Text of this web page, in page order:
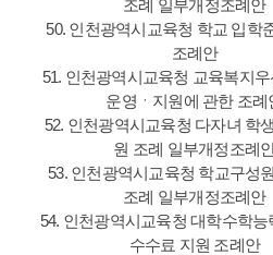
조례 일부개정조례안
50. 인천광역시교육청 학교 입학
조례안
51. 인천광역시교육청 교육복지
운영ㆍ지원에 관한 조례
52. 인천광역시교육청 다자녀 학
원 조례 일부개정조례
53. 인천광역시교육청 학교구성
조례 일부개정조례안
54. 인천광역시교육청 대학수학능
수수료 지원 조례안